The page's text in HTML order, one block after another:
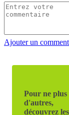
Ajouter un
Pour ne plus
d'autres,
découvrez